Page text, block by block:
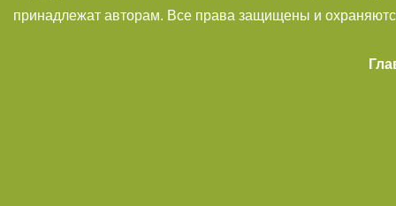
принадлежат авторам. Все права защищены и